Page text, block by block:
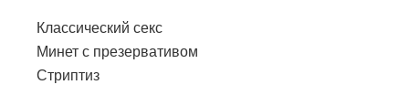
Классический секс
Минет с презервативом
Стриптиз